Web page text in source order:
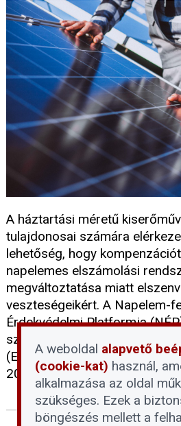
A háztartási méretű
tulajdonosai számára
lehetőség, hogy
napelemes elszámolási
megváltoztatása miatt
veszteségeikért. A Napelem-
Érdekvédelmi Platformja
szerint az Emberi Jogok
(EJEB) benyújtandó egyéni
2026. június 11-ig kell postára
A weboldal alapvető
(cookie-kat) használ,
alkalmazása az oldal
szükséges. Ezek a
böngészés mellett a